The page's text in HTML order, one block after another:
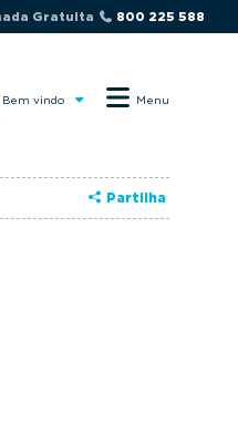
Gratuita 800 225 588
Bem vindo Menu
Partilha